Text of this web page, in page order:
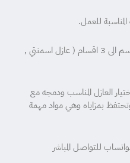
المناسبة للعمل.
وبالمناسبة مواد العازل بشكل عام تنفسم الى 3 اقسام ( عازل اسمنتي ,
العازل المناسب ودمجه مع
بمزاياه وهي مواد مهمة
للتواصل المباشر